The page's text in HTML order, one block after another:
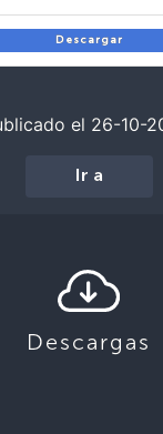
Descargar
el 26-10-
Ir a
Descargas